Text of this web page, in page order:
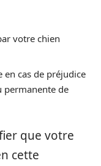
votre chien
en cas de préjudice
permanente de
que votre
cette